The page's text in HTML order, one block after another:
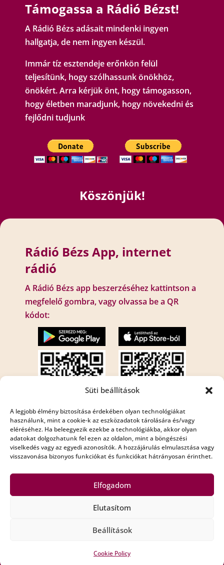
Süti beállítások
A legjobb élmény biztosítása érdekében olyan technológiákat
használunk, mint a cookie-k az eszközadatok tárolására és/vagy
eléréséhez. Ha beleegyezik ezekbe a technológiákba, akkor olyan
adatokat dolgozhatunk fel ezen az oldalon, mint a böngészési
viselkedés vagy az egyedi azonosítók. A hozzájárulás elmulasztása vagy
visszavonása bizonyos funkciókat és funkciókat hátrányosan érinthet.
Elfogadom
Elutasítom
Beállítások
Cookie Policy
Támogassa a Rádió Bézst!
A Rádió Bézs adásait mindenki ingyen
hallgatja, de nem ingyen készül.
Immár tíz esztendeje erőnkön felül
teljesítünk, hogy szólhassunk önökhöz,
önökért. Arra kérjük önt, hogy támogasson,
hogy életben maradjunk, hogy növekedni és
fejlődni tudjunk
Köszönjük!
Rádió Bézs App, internet
rádió
A Rádió Bézs app beszerzéséhez kattintson a
megfelelő gombra, vagy olvassa be a QR
kódot:
Internet rádió:
Rádió Bézs : http://195.210.29.82:8001/bezs
Rádió Bézs 2: http://195.210.29.82:8002/bezs2
Médiaajánló
Adatkezelési szabályzat
Alapszabály